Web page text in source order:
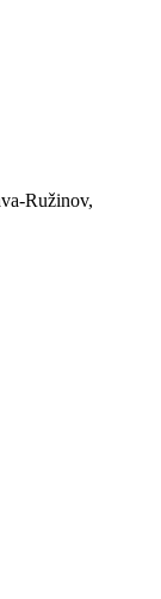
Ružinov,